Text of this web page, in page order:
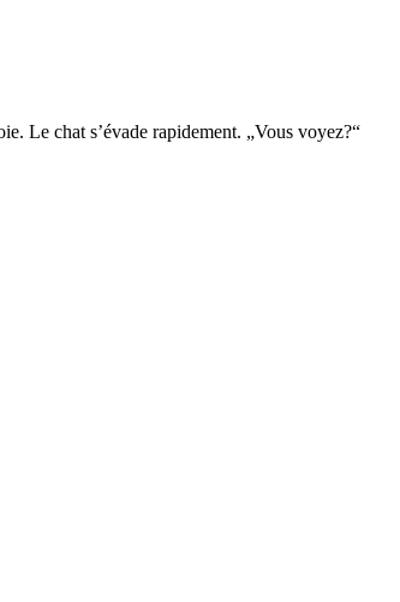
Le chat s’évade rapidement. „Vous voyez?“